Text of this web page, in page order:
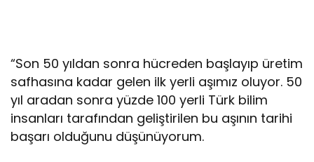
“Son 50 yıldan sonra hücreden başlayıp üretim
safhasına kadar gelen ilk yerli aşımız oluyor. 50
yıl aradan sonra yüzde 100 yerli Türk bilim
insanları tarafından geliştirilen bu aşının tarihi
başarı olduğunu düşünüyorum.